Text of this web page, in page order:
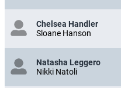
Chelsea Handler
Sloane Hanson
Natasha Leggero
Nikki Natoli